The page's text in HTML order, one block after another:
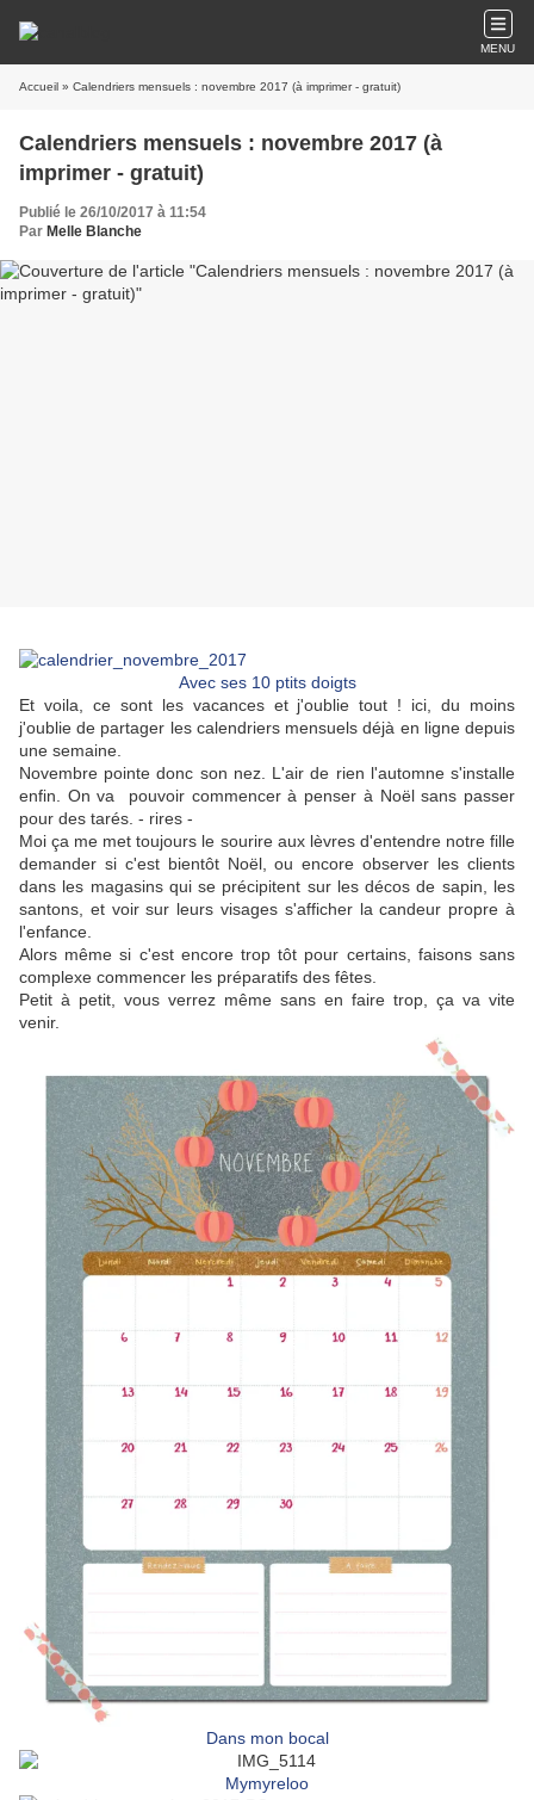
MENU
Accueil » Calendriers mensuels : novembre 2017 (à imprimer - gratuit)
Calendriers mensuels : novembre 2017 (à
imprimer - gratuit)
Publié le 26/10/2017 à 11:54
Par Melle Blanche
Avec ses 10 ptits doigts
Et voila, ce sont les vacances et j'oublie tout ! ici, du moins
j'oublie de partager les calendriers mensuels déjà en ligne depuis
une semaine.
Novembre pointe donc son nez. L'air de rien l'automne s'installe
enfin. On va pouvoir commencer à penser à Noël sans passer
pour des tarés. - rires -
Moi ça me met toujours le sourire aux lèvres d'entendre notre fille
demander si c'est bientôt Noël, ou encore observer les clients
dans les magasins qui se précipitent sur les décos de sapin, les
santons, et voir sur leurs visages s'afficher la candeur propre à
l'enfance.
Alors même si c'est encore trop tôt pour certains, faisons sans
complexe commencer les préparatifs des fêtes.
Petit à petit, vous verrez même sans en faire trop, ça va vite
venir.
Dans mon bocal
Mymyreloo